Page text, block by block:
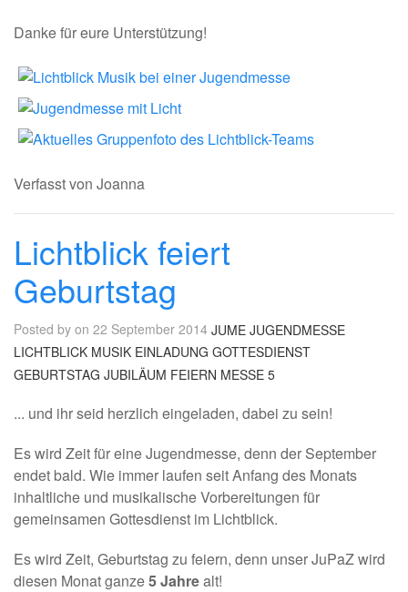
Danke für eure Unterstützung!
Verfasst von Joanna
Lichtblick feiert
Geburtstag
Posted by on 22 September 2014 JUME JUGENDMESSE
LICHTBLICK MUSIK EINLADUNG GOTTESDIENST
GEBURTSTAG JUBILÄUM FEIERN MESSE 5
... und ihr seid herzlich eingeladen, dabei zu sein!
Es wird Zeit für eine Jugendmesse, denn der September
endet bald. Wie immer laufen seit Anfang des Monats
inhaltliche und musikalische Vorbereitungen für
gemeinsamen Gottesdienst im Lichtblick.
Es wird Zeit, Geburtstag zu feiern, denn unser JuPaZ wird
diesen Monat ganze5 Jahrealt!